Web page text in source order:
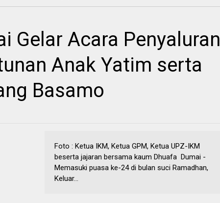
Gelar Acara Penyaluran
Anak Yatim serta
Basamo
Foto : Ketua IKM, Ketua GPM, Ketua UPZ-IKM
beserta jajaran bersama kaum Dhuafa Dumai -
Memasuki puasa ke-24 di bulan suci Ramadhan,
Keluar...